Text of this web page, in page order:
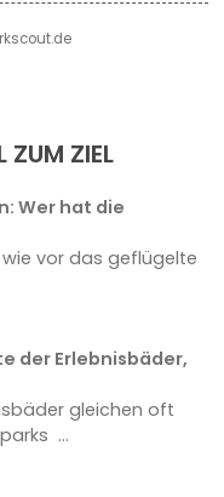
ZUM ZIEL
Wer hat die
vor das geflügelte
der Erlebnisbäder,
gleichen oft
...